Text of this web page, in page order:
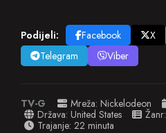
Podijeli: Facebook X
Telegram
Viber
TV-G Mreža: Nickelodeon
Država: United States Žanr:
Trajanje: 22 minuta